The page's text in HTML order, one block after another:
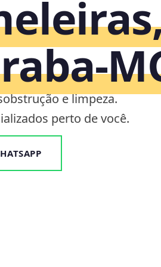
e limpeza.
perto de você.